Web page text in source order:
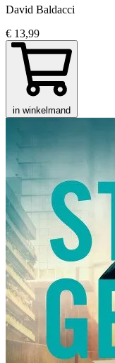
David Baldacci
€ 13,99
in winkelmand